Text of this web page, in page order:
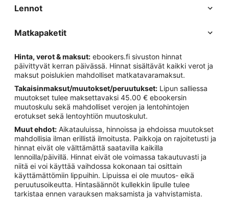
Lennot
Matkapaketit
Hinta, verot & maksut: ebookers.fi sivuston hinnat
päivittyvät kerran päivässä. Hinnat sisältävät kaikki verot ja
maksut poislukien mahdolliset matkatavaramaksut.
Takaisinmaksut/muutokset/peruutukset: Lipun salliessa
muutokset tulee maksettavaksi 45.00 € ebookersin
muutoskulu sekä mahdolliset verojen ja lentohintojen
erotukset sekä lentoyhtiön muutoskulut.
Muut ehdot: Aikatauluissa, hinnoissa ja ehdoissa muutokset
mahdollisia ilman erillistä ilmoitusta. Paikkoja on rajoitetusti ja
hinnat eivät ole välttämättä saatavilla kaikilla
lennoilla/päivillä. Hinnat eivät ole voimassa takautuvasti ja
niitä ei voi käyttää vaihdossa kokonaan tai osittain
käyttämättömiin lippuihin. Lipuissa ei ole muutos- eikä
peruutusoikeutta. Hintasäännöt kullekkin lipulle tulee
tarkistaa ennen varauksen maksamista ja vahvistamista.